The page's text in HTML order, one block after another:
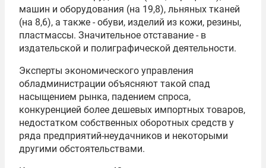
машин и оборудования (на 19,8), льняных тканей
(на 8,6), а также - обуви, изделий из кожи, резины,
пластмассы. Значительное отставание - в
издательской и полиграфической деятельности.
Эксперты экономического управления
обладминистрации объясняют такой спад
насыщением рынка, падением спроса,
конкуренцией более дешевых импортных товаров,
недостатком собственных оборотных средств у
ряда предприятий-неудачников и некоторыми
другими обстоятельствами.